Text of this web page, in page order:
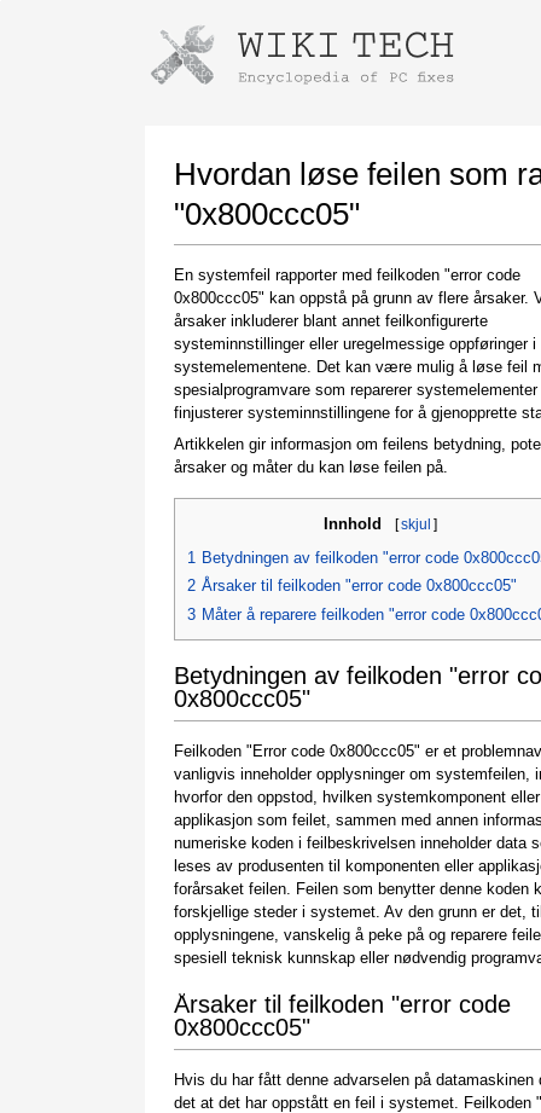
Hvordan løse feilen som
"0x800ccc05"
En systemfeil rapporter med feilkoden "error code
0x800ccc05" kan oppstå på grunn av flere årsaker.
årsaker inkluderer blant annet feilkonfigurerte
systeminnstillinger eller uregelmessige oppføringer i
systemelementene. Det kan være mulig å løse feil
spesialprogramvare som reparerer systemelementer
finjusterer systeminnstillingene for å gjenopprette
Artikkelen gir informasjon om feilens betydning,
årsaker og måter du kan løse feilen på.
Innhold [skjul ]
1 Betydningen av feilkoden "error code
2 Årsaker til feilkoden "error code 0x800ccc05"
3 Måter å reparere feilkoden "error code
Betydningen av feilkoden "error
0x800ccc05"
Feilkoden "Error code 0x800ccc05" er et
vanligvis inneholder opplysninger om systemfeilen,
hvorfor den oppstod, hvilken systemkomponent eller
applikasjon som feilet, sammen med annen
numeriske koden i feilbeskrivelsen inneholder data
leses av produsenten til komponenten eller
forårsaket feilen. Feilen som benytter denne koden
forskjellige steder i systemet. Av den grunn er det,
opplysningene, vanskelig å peke på og reparere
spesiell teknisk kunnskap eller nødvendig
Årsaker til feilkoden "error code
0x800ccc05"
Hvis du har fått denne advarselen på datamaskinen
det at det har oppstått en feil i systemet. Feilkoden
Instructions for downloading using
Once the download is complete, click on the
downloaded file link